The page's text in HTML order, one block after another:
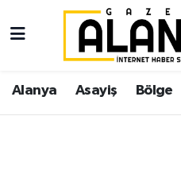
Alanya Asayiş Bölge
Alanya
Asayiş
İstanbul Nöbetçi
İstanbul Hava Durumu